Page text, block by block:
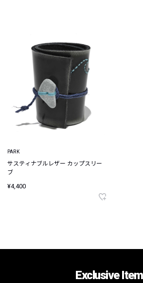
PARK
サスティナブルレザー カップスリー
ブ
¥4,400
Exclusive Item